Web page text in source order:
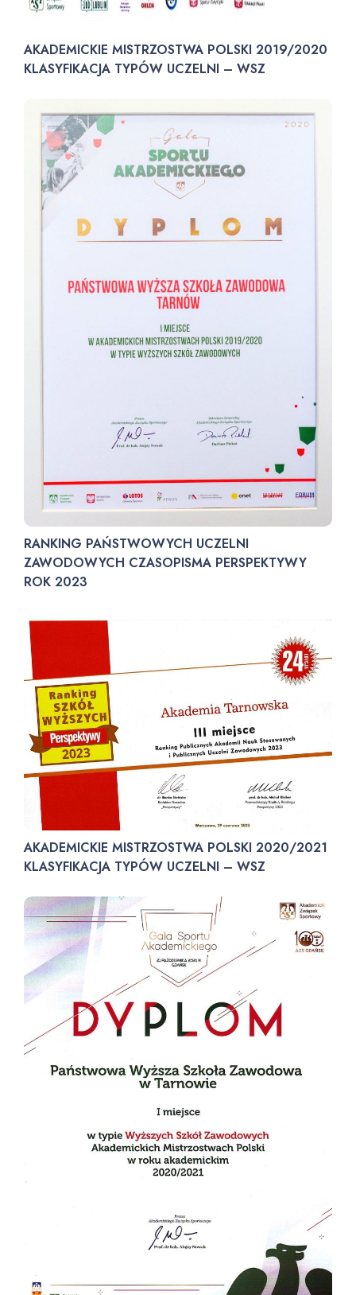
AKADEMICKIE MISTRZOSTWA POLSKI 2019/2020
KLASYFIKACJA TYPÓW UCZELNI – WSZ
RANKING PAŃSTWOWYCH UCZELNI
ZAWODOWYCH CZASOPISMA PERSPEKTYWY
ROK 2023
AKADEMICKIE MISTRZOSTWA POLSKI 2020/2021
KLASYFIKACJA TYPÓW UCZELNI – WSZ